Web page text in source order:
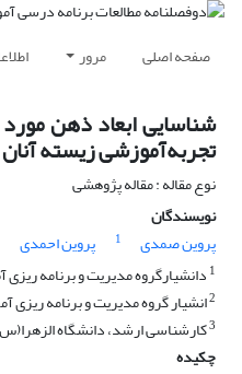
صفحه اصلی مرور
شناسایی ابعاد ذهن
تجربه‌آموزشی زیسته آنان
نوع مقاله : مقاله پژوهشی
نویسندگان
پروین صمدی
1 پروین احمدی
1 دانشیارگروه مدیریت و برنامه
2انشیار گروه مدیریت و برنامه ریزی
3کارشناسی ارشد، دانشگاه
چکیده